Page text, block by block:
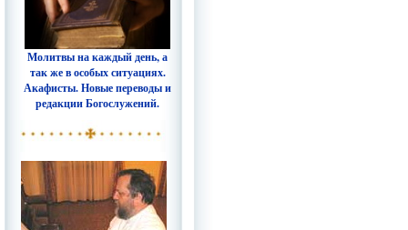
Молитвы на каждый день, а
так же в особых ситуациях.
Акафисты. Новые переводы и
редакции Богослужений.